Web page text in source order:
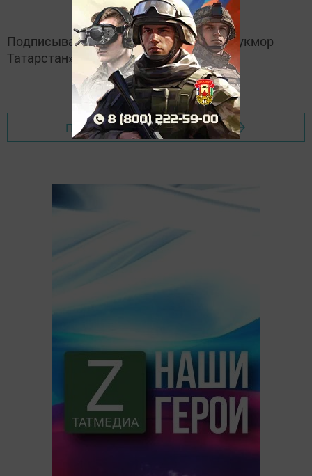
Подписывайтесь наTelegram-канал«Кукмор
Татарстан»
Перейти на страницу новости